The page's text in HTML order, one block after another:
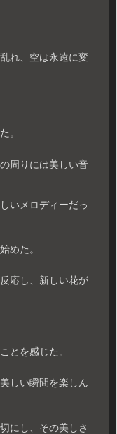
れ、空は永遠に変
。
周りには美しい音
いメロディーだっ
めた。
応し、新しい花が
とを感じた。
しい瞬間を楽しん
にし、その美しさ